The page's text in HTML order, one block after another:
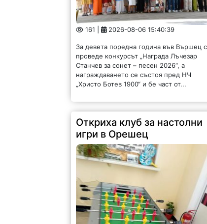
161 | 2026-08-06 15:40:39
За девета поредна година във Вършец
проведе конкурсът „Награда Лъчезар
Станчев за сонет – песен 2026“, а
награждаването се състоя пред НЧ
„Христо Ботев 1900“ и бе част от...
Откриха клуб за настолни
игри в Орешец